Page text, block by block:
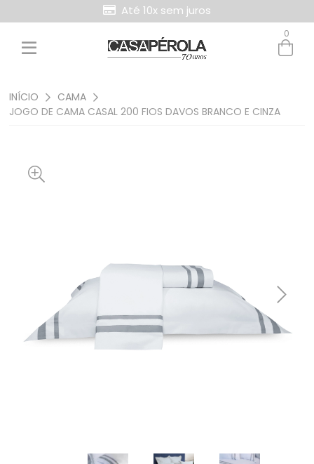
Entre com email ou cpf/cnpj
Até 10x sem juros
0
INÍCIO
CAMA
JOGO DE CAMA CASAL 200 FIOS DAVOS BRANCO E CINZA